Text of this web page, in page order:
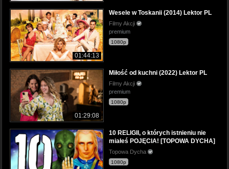
01:44:13
Wesele w Toskanii (2014) Lektor PL
Filmy Akcji
premium
1080p
01:29:08
Miłość od kuchni (2022) Lektor PL
Filmy Akcji
premium
1080p
10 RELIGII, o których istnieniu nie
miałeś POJĘCIA! [TOPOWA DYCHA]
Topowa Dycha
1080p